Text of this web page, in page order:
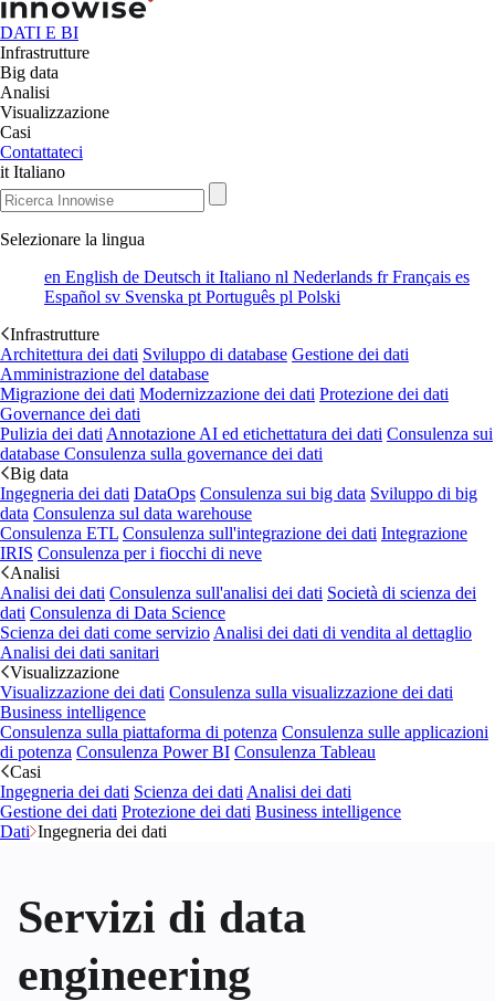
DATI E BI
Infrastrutture
Big data
Analisi
Visualizzazione
Casi
Contattateci
it Italiano
Selezionare la lingua
en English de Deutsch it Italiano nl Nederlands frFrançais es
Español sv Svenska pt Português pl Polski
Infrastrutture
Architettura dei dati Sviluppo di database Gestione dei dati
Amministrazione del database
Migrazione dei dati Modernizzazione dei dati Protezione dei dati
Governance dei dati
Pulizia dei dati Annotazione AI ed etichettatura dei dati Consulenza sui
database Consulenza sulla governance dei dati
Big data
Ingegneria dei dati DataOps Consulenza sui big data Sviluppo di big
data Consulenza sul data warehouse
Consulenza ETL Consulenza sull'integrazione dei dati Integrazione
IRIS Consulenza per i fiocchi di neve
Analisi
Analisi dei dati Consulenza sull'analisi dei dati Società di scienza dei
dati Consulenza di Data Science
Scienza dei dati come servizio Analisi dei dati di vendita al dettaglio
Analisi dei dati sanitari
Visualizzazione
Visualizzazione dei dati Consulenza sulla visualizzazione dei dati
Business intelligence
Consulenza sulla piattaforma di potenza Consulenza sulle applicazioni
di potenza Consulenza Power BI Consulenza Tableau
Casi
Ingegneria dei dati Scienza dei dati Analisi dei dati
Gestione dei dati Protezione dei dati Business intelligence
Dati Ingegneria dei dati
Servizi di data
engineering